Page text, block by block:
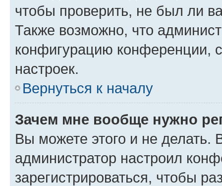
чтобы проверить, не был ли
Также возможно, что
конфигурацию конференции,
настроек.
Вернуться к началу
Зачем мне вообще нужно
Вы можете этого и не делать.
администратор настроил
зарегистрироваться, чтобы